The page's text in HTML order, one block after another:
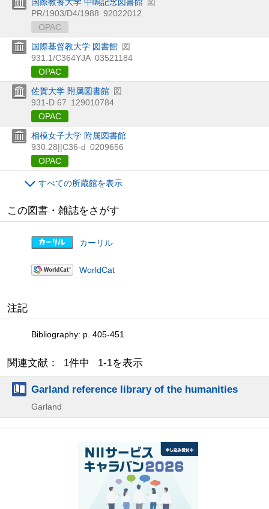
PR/1903/D4/1988 92022012
OPAC
国際基督教大学 図書館 図
931.1/C364YJA 03521184
OPAC
佐賀大学 附属図書館 図
931-D 67 129010784
OPAC
相模女子大学 附属図書館
930.28||C36-d 0209656
OPAC
すべての所蔵館を表示
この図書・雑誌をさがす
カーリル
WorldCat
注記
Bibliography: p. 405-451
関連文献： 1件中 1-1を表示
Garland reference library of the humanities
Garland